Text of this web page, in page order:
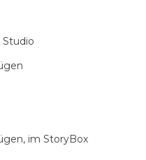
im StoryBox